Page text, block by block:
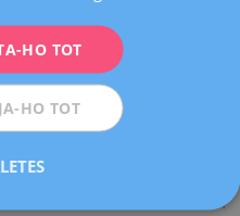
Embaràs i Part
HO TOT
HO TOT